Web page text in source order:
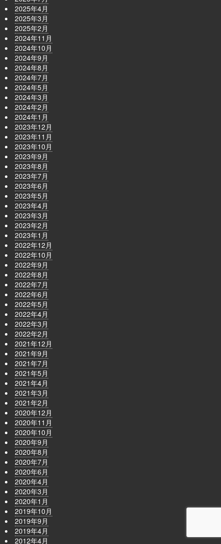
2025年4月
2025年3月
2025年2月
2024年11月
2024年10月
2024年9月
2024年8月
2024年7月
2024年5月
2024年3月
2024年2月
2024年1月
2023年12月
2023年11月
2023年10月
2023年9月
2023年8月
2023年7月
2023年6月
2023年5月
2023年4月
2023年3月
2023年2月
2023年1月
2022年12月
2022年10月
2022年9月
2022年8月
2022年7月
2022年6月
2022年5月
2022年4月
2022年3月
2022年2月
2021年12月
2021年9月
2021年7月
2021年5月
2021年4月
2021年3月
2021年2月
2020年12月
2020年11月
2020年10月
2020年9月
2020年8月
2020年7月
2020年6月
2020年4月
2020年3月
2020年1月
2019年10月
2019年9月
2019年4月
2012年4月